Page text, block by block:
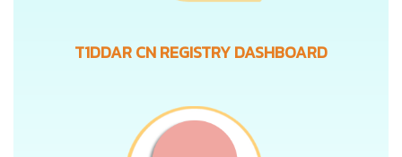
T1DDAR CN REGISTRY DASHBOARD